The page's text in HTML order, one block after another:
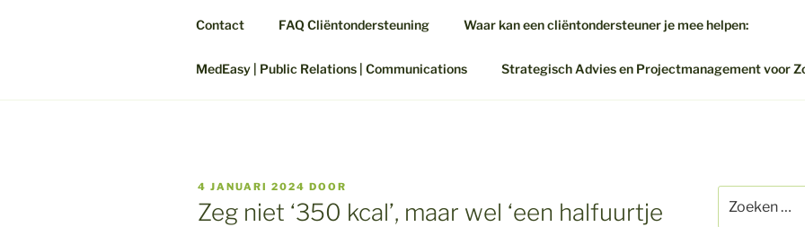
Contact FAQ Cliëntondersteuning Waar kan een cliëntondersteuner je mee helpen:
MedEasy | Public Relations | Communications Strategisch Advies en Projectmanagement voor
GEPLAATST
OP
4 JANUARI 2024 DOOR
Zeg niet ‘350 kcal’, maar wel ‘een halfuurtje
naar: